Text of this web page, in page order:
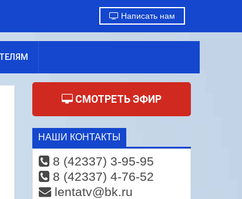
Написать нам
СМОТРЕТЬ ЭФИР
НАШИ КОНТАКТЫ
8 (42337) 3-95-95
8 (42337) 4-76-52
lentatv@bk.ru